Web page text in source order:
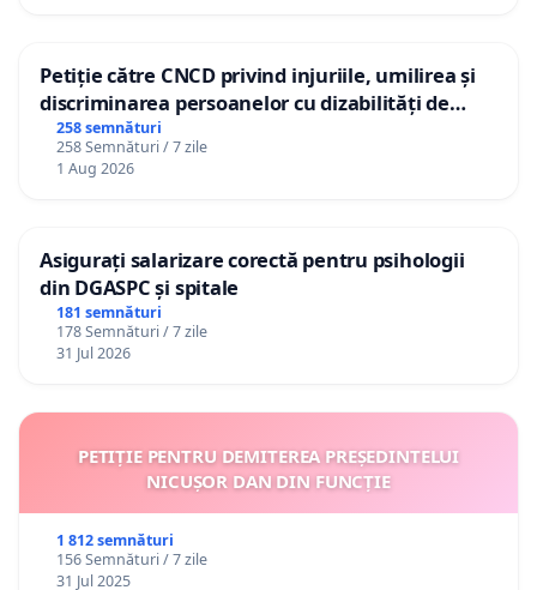
Petiție către CNCD privind injuriile, umilirea și
discriminarea persoanelor cu dizabilități de
către utilizatorul TikTok „Gorici”
258 semnături
258 Semnături / 7 zile
1 Aug 2026
Asigurați salarizare corectă pentru psihologii
din DGASPC și spitale
181 semnături
178 Semnături / 7 zile
31 Jul 2026
PETIȚIE PENTRU DEMITEREA PREȘEDINTELUI
NICUȘOR DAN DIN FUNCȚIE
1 812 semnături
156 Semnături / 7 zile
31 Jul 2025